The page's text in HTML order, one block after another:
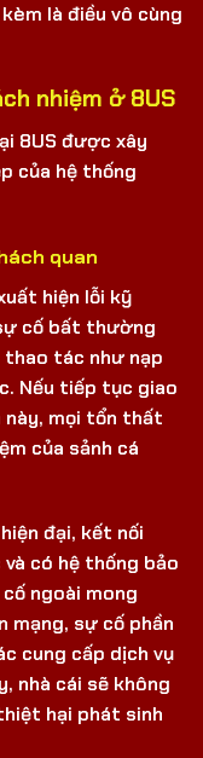
là điều vô cùng
nhiệm ở 8US
8US được xây
của hệ thống
quan
hiện lỗi kỹ
cố bất thường
tác như nạp
Nếu tiếp tục giao
mọi tổn thất
của sảnh cá
đại, kết nối
có hệ thống bảo
ngoài mong
mạng, sự cố phần
cung cấp dịch vụ
nhà cái sẽ không
hại phát sinh